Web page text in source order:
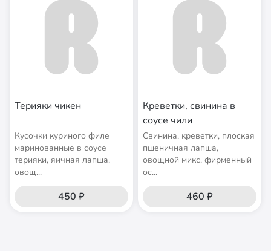
Терияки чикен
Кусочки куриного филе
маринованные в соусе
терияки, яичная лапша,
овощ...
450 ₽
Креветки, свинина в
соусе чили
Cвинина, креветки, плоская
пшеничная лапша,
овощной микс, фирменный
ос...
460 ₽